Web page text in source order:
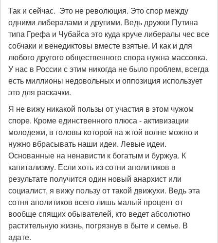
Так и сейчас. Это не революция. Это спор между
одними либералами и другими. Ведь дружки Путина
типа Грефа и Чубайса это куда круче либералы чес все
собчаки и венедиктовы вместе взятые. И как и для
любого другого общественного спора нужна массовка.
У нас в России с этим никогда не было проблем, всегда
есть миллионы недовольных и оппозиция использует
это для раскачки.
Я не вижу никакой пользы от участия в этом чужом
споре. Кроме единственного плюса - активизации
молодежи, в головы которой на жтой волне можно и
нужно вбрасывать наши идеи. Левые идеи.
Основанные на ненависти к богатым и буржуа. К
капитализму. Если хоть из сотни аполитиков в
результате получится один новый анархист или
социалист, я вижу пользу от такой движухи. Ведь эта
сотня аполитиков всего лишь малый процент от
вообще спящих обывателей, кто ведет абсолютно
растительную жизнь, погрязнув в быте и семье. В
адате.